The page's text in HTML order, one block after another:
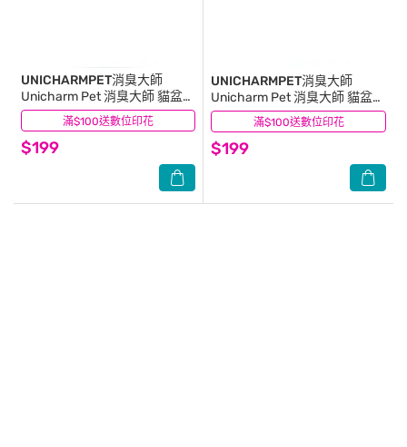
滿$100送數位印花
UNICHARMPET消臭大師
Unicharm Pet 消臭大師 貓盆消
臭粒 純淨花香 (450 ml/ 罐)
$199
(0) 滿$100送數位印花
UNICHARMPET消臭大師
Unicharm Pet 消臭大師 貓盆消
臭粒 天然花園香 (450 ml/ 罐)
$199
(0)